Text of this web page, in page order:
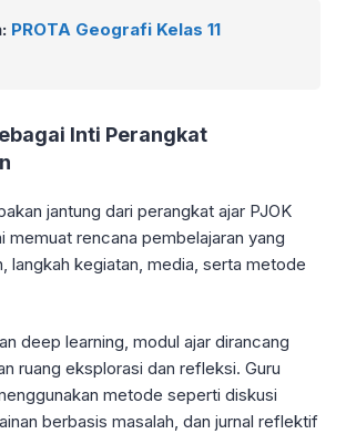
PROTA Geografi Kelas 11
Inti Perangkat
jantung dari perangkat ajar PJOK
memuat rencana pembelajaran yang
langkah kegiatan, media, serta metode
deep learning, modul ajar dirancang
ruang eksplorasi dan refleksi. Guru
metode seperti diskusi
berbasis masalah, dan jurnal reflektif